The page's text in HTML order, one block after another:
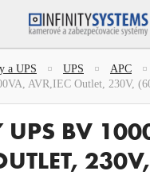
a UPS UPS
APC
AVR,IEC Outlet, 230V,
UPS BV
230V,